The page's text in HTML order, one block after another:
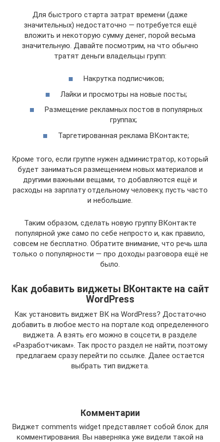
Для быстрого старта затрат времени (даже
значительных) недостаточно — потребуется ещё
вложить и некоторую сумму денег, порой весьма
значительную. Давайте посмотрим, на что обычно
тратят деньги владельцы групп:
Накрутка подписчиков;
Лайки и просмотры на новые посты;
Размещение рекламных постов в популярных
группах;
Таргетированная реклама ВКонтакте;
Кроме того, если группе нужен администратор, который
будет заниматься размещением новых материалов и
другими важными вещами, то добавляются ещё и
расходы на зарплату отдельному человеку, пусть часто
и небольшие.
Таким образом, сделать новую группу ВКонтакте
популярной уже само по себе непросто и, как правило,
совсем не бесплатно. Обратите внимание, что речь шла
только о популярности — про доходы разговора ещё не
было.
Как добавить виджеты ВКонтакте на сайт
WordPress
Как установить виджет ВК на WordPress? Достаточно
добавить в любое место на портале код определенного
виджета. А взять его можно в соцсети, в разделе
«Разработчикам». Так просто раздел не найти, поэтому
предлагаем сразу перейти по ссылке. Далее остается
выбрать тип виджета.
Комментарии
Виджет comments widget представляет собой блок для
комментирования. Вы наверняка уже видели такой на